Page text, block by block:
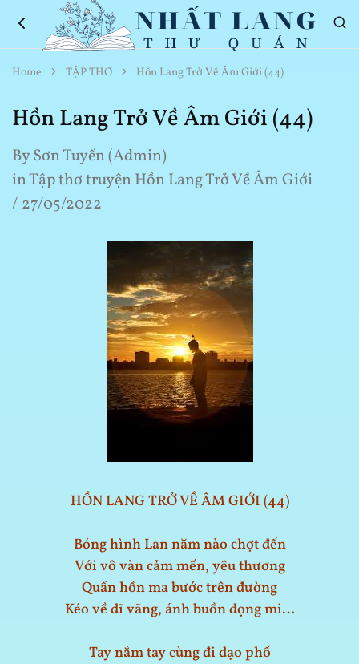
Nhất
Lang
Quán
Thơ
Hay
Cuộc
Sống
Home TẬP THƠ Hồn Lang Trở Về Âm Giới (44)
Hồn Lang Trở Về Âm Giới (44)
BySơn Tuyến (Admin)
inTập thơ truyện Hồn Lang Trở Về Âm Giới
27/05/2022
HỒN LANG TRỞ VỀ ÂM GIỚI (44)
Bóng hình Lan năm nào chợt đến
Với vô vàn cảm mến, yêu thương
Quấn hồn ma bước trên đường
Kéo về dĩ vãng, ánh buồn đọng mi…
Tay nắm tay cùng đi dạo phố